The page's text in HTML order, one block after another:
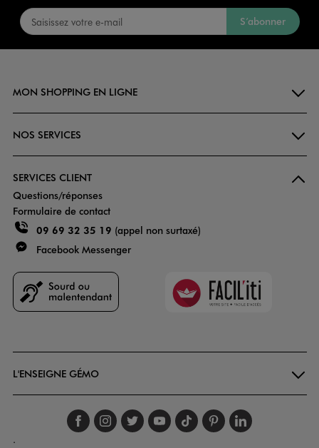
S’abonner
MON SHOPPING EN LIGNE
NOS SERVICES
SERVICES CLIENT
Questions/réponses
Formulaire de contact
09 69 32 35 19 (appel non surtaxé)
Facebook Messenger
Faciliti
L'ENSEIGNE GÉMO
Suivez-nous sur
Suivez-nous sur
Suivez-nous sur
Suivez-nous
Suivez-nous
Suivez-
.